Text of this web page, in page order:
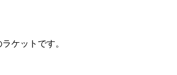
ケットです。